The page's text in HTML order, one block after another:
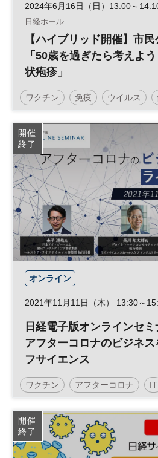
2024年6月16日（日）13:00～
日経ホール
【ハイブリッド開催】市
「50歳を過ぎたら考えよ
状疱疹」
ワクチン 免疫 ウイルス
市民公開講座 参加無料 土
日経オンラインセミナー
開催
終了
オンライン
2021年11月11日（木） 13:30～
日経電子版オンラインセミ
アフターコロナのビジネ
フサイエンス
ワクチン アフターコロナ IT
日経オンラインセミナー
開催
終了